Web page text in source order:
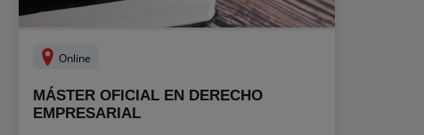
Online
MÁSTER OFICIAL EN DERECHO
EMPRESARIAL